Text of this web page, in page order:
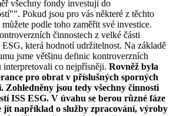
všechny fondy investují do
Pokud jsou pro vás některé z těchto
podle toho zaměřit své investice.
činnostech z velké části
která hodnotí udržitelnost. Na základě
jsme většinu definic kontroverzních
co nejpřísněji. Rovněž byla
pro obrat v příslušných sporných
Zohledněny jsou tedy všechny činnosti
ISS ESG. V úvahu se berou různé fáze
jít například o služby zpracování, výroby